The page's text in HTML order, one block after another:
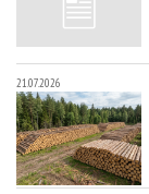
21.07.2026